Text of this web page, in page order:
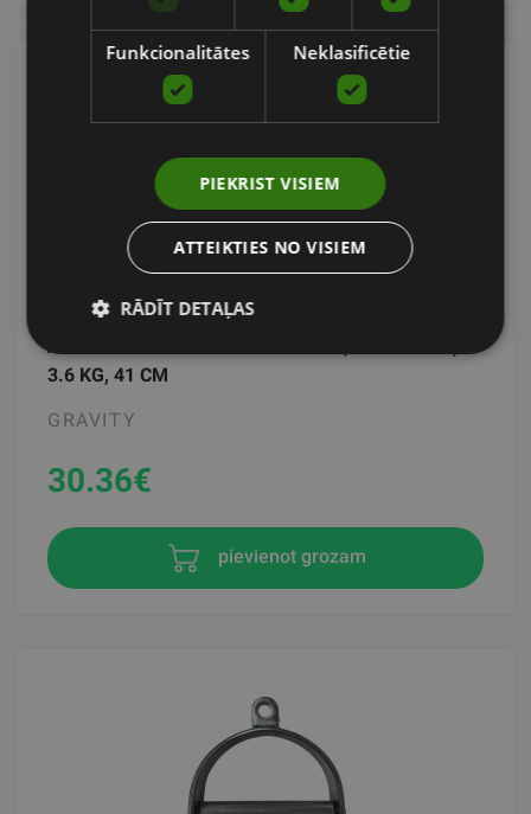
GRAVITY R MULTI EXERCISE ROW BAR CABLE
ATTACHMENT WITH RUBBER GRIP, REVOLVING,
3.6 KG, 41 CM
GRAVITY
30.36€
pievienot grozam
Funkcionalitātes Neklasificētie
PIEKRIST VISIEM
ATTEIKTIES NO VISIEM
RĀDĪT DETAĻAS